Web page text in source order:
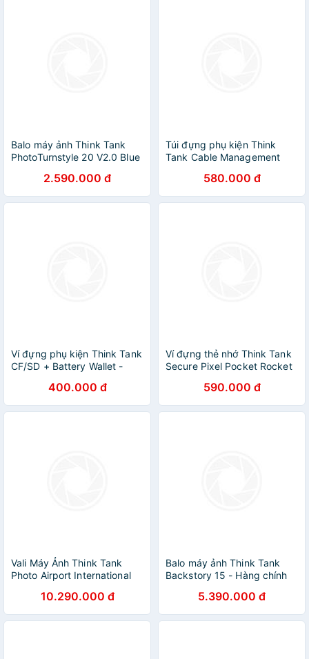
Balo máy ảnh Think Tank
PhotoTurnstyle 20 V2.0 Blue
2.590.000 đ
Túi đựng phụ kiện Think
Tank Cable Management
580.000 đ
Ví đựng phụ kiện Think Tank
CF/SD + Battery Wallet -
400.000 đ
Ví đựng thẻ nhớ Think Tank
Secure Pixel Pocket Rocket
590.000 đ
Vali Máy Ảnh Think Tank
Photo Airport International
10.290.000 đ
Balo máy ảnh Think Tank
Backstory 15 - Hàng chính
5.390.000 đ